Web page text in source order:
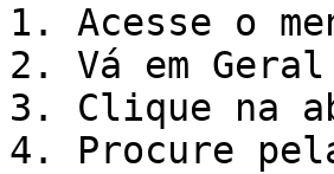
1. Acesse o
2. Vá em
3. Clique na
4. Procure